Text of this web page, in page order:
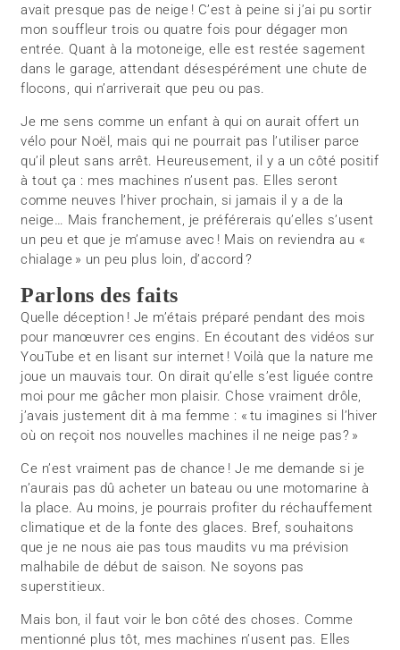
avait presque pas de neige ! C’est à peine si j’ai pu sortir
mon souffleur trois ou quatre fois pour dégager mon
entrée. Quant à la motoneige, elle est restée sagement
dans le garage, attendant désespérément une chute de
flocons, qui n’arriverait que peu ou pas.
Je me sens comme un enfant à qui on aurait offert un
vélo pour Noël, mais qui ne pourrait pas l’utiliser parce
qu’il pleut sans arrêt. Heureusement, il y a un côté positif
à tout ça : mes machines n’usent pas. Elles seront
comme neuves l’hiver prochain, si jamais il y a de la
neige… Mais franchement, je préférerais qu’elles s’usent
un peu et que je m’amuse avec ! Mais on reviendra au «
chialage » un peu plus loin, d’accord ?
Parlons des faits
Quelle déception ! Je m’étais préparé pendant des mois
pour manœuvrer ces engins. En écoutant des vidéos sur
YouTube et en lisant sur internet ! Voilà que la nature me
joue un mauvais tour. On dirait qu’elle s’est liguée contre
moi pour me gâcher mon plaisir. Chose vraiment drôle,
j’avais justement dit à ma femme : « tu imagines si l’hiver
où on reçoit nos nouvelles machines il ne neige pas? »
Ce n’est vraiment pas de chance ! Je me demande si je
n’aurais pas dû acheter un bateau ou une motomarine à
la place. Au moins, je pourrais profiter du réchauffement
climatique et de la fonte des glaces. Bref, souhaitons
que je ne nous aie pas tous maudits vu ma prévision
malhabile de début de saison. Ne soyons pas
superstitieux.
Mais bon, il faut voir le bon côté des choses. Comme
mentionné plus tôt, mes machines n’usent pas. Elles